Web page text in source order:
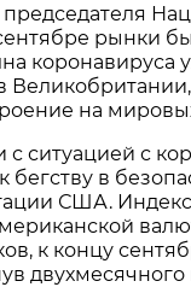
рынки
коронавируса
на
ситуацией с
бегству в
США.
к концу
двухмесячного